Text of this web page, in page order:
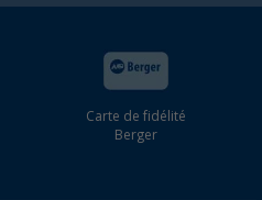
Carte de fidélité
Berger